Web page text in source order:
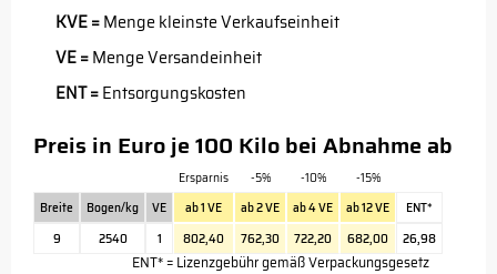
KVE =Menge kleinste Verkaufseinheit
VE =Menge Versandeinheit
ENT =Entsorgungskosten
Preis in Euro je 100 Kilo bei Abnahme ab
Ersparnis -5% -10%
-15%
Breite
Bogen/kg VE ab 1 VE ab 2 VE ab 4 VE ab 12 VE
ENT*
9
2540 1 802,40 762,30 722,20 682,00 26,98
ENT* = Lizenzgebühr gemäß Verpackungsgesetz